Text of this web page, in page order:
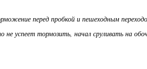
перед пробкой и пешеходным
не успеет тормозить, начал сруливать на